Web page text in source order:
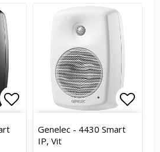
Lägg till i favoritlistan
Lägg till i favoritlistan
Genelec - 4430 Smart
IP, Vit